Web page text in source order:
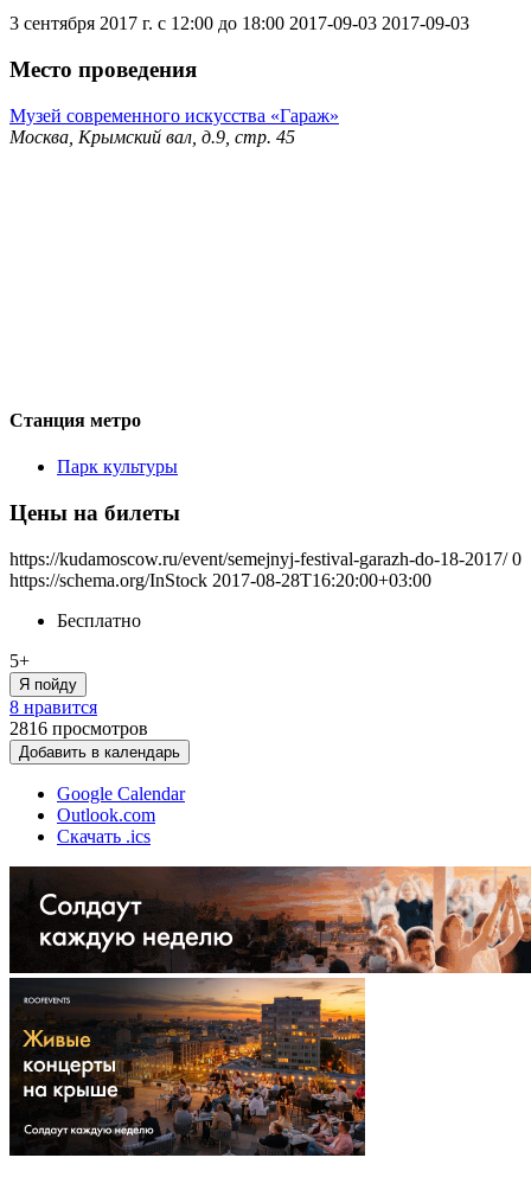
3 сентября 2017 г. с 12:00 до 18:00 2017-09-03 2017-09-03
Место проведения
Музей современного искусства «Гараж»
Москва, Крымский вал, д.9, стр. 45
Станция метро
Парк культуры
Цены на билеты
https://kudamoscow.ru/event/semejnyj-festival-garazh-do-18-2017/ 0
https://schema.org/InStock 2017-08-28T16:20:00+03:00
Бесплатно
5+
Я пойду
8 нравится
2816 просмотров
Добавить в календарь
Google Calendar
Outlook.com
Скачать .ics